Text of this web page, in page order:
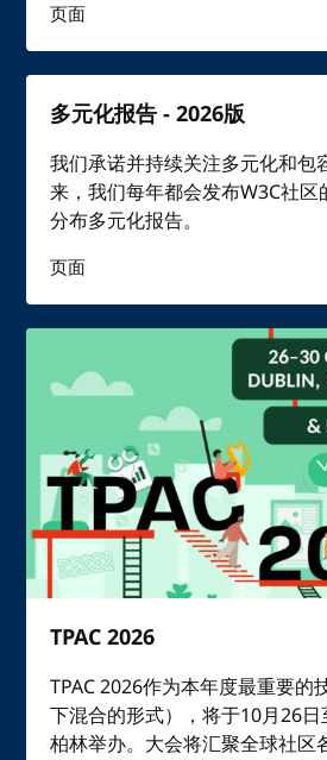
页面
多元化报告 - 2026版
我们承诺并持续关注多元化和包
来，我们每年都会发布W3C社
分布多元化报告。
页面
TPAC 2026
TPAC 2026作为本年度最重要的
下混合的形式），将于10月26
柏林举办。大会将汇聚全球社区